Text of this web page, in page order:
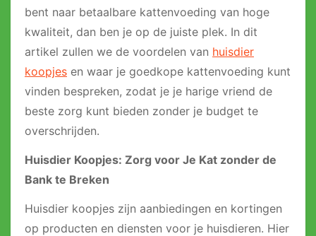
bent naar betaalbare kattenvoeding van hoge
kwaliteit, dan ben je op de juiste plek. In dit
artikel zullen we de voordelen van huisdier
koopjes en waar je goedkope kattenvoeding kunt
vinden bespreken, zodat je je harige vriend de
beste zorg kunt bieden zonder je budget te
overschrijden.
Huisdier Koopjes: Zorg voor Je Kat zonder de
Bank te Breken
Huisdier koopjes zijn aanbiedingen en kortingen
op producten en diensten voor je huisdieren. Hier